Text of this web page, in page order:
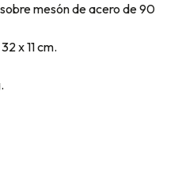
mesón de acero de 90
x 11 cm.